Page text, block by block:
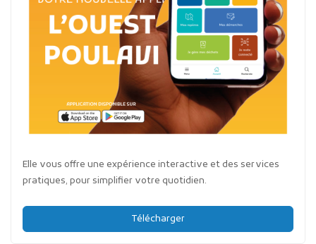
Elle vous offre une expérience interactive et des services
pratiques, pour simplifier votre quotidien.
Télécharger